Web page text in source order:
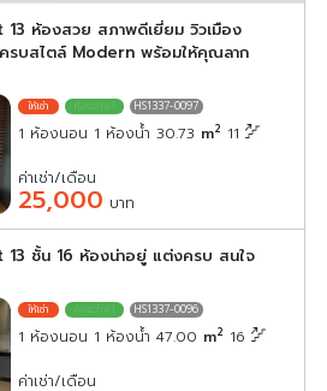
13 ห้องสวย สภาพดีเยี่ยม วิวเมือง
รบสไตล์ Modern พร้อมให้คุณลาก
HS1337-0097
1 ห้องนอน 1 ห้องน้ำ 30.73 m2 11
ค่าเช่า/เดือน
25,000 บาท
13 ชั้น 16 ห้องน่าอยู่ แต่งครบ สนใจ
HS1337-0096
1 ห้องนอน 1 ห้องน้ำ 47.00 m2 16
ค่าเช่า/เดือน